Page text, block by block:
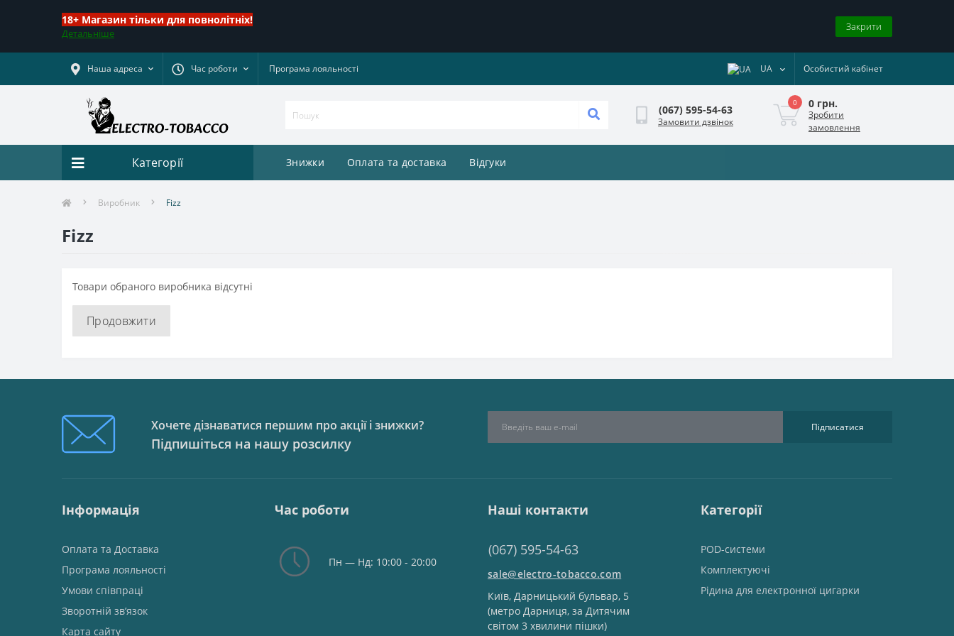
18+ Магазин тільки для повнолітніх!
Детальніше
Закрити
Наша адреса Час роботи Програма лояльності UA Особистий кабінет
(067) 595-54-63
Замовити дзвінок
0 0 грн.
Зробити
замовлення
Категорії Знижки Оплата та доставка Відгуки
Виробник Fizz
Fizz
Товари обраного виробника відсутні
Продовжити
Хочете дізнаватися першим про акції і знижки?
Підпишіться на нашу розсилку
Підписатися
Інформація
Оплата та Доставка
Програма лояльності
Умови співпраці
Зворотній зв’язок
Карта сайту
Час роботи
Пн — Нд: 10:00 - 20:00
Наші контакти
(067) 595-54-63
sale@electro-tobacco.com
Київ, Дарницький бульвар, 5
(метро Дарниця, за Дитячим
світом 3 хвилини пішки)
Категорії
POD-системи
Комплектуючі
Рідина для електронної цигарки